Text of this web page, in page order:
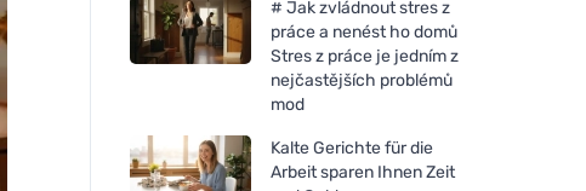
# Jak zvládnout stres z
práce a nenést ho domů
Stres z práce je jedním z
nejčastějších problémů
mod
Kalte Gerichte für die
Arbeit sparen Ihnen Zeit